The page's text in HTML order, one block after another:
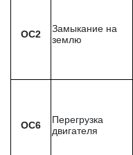
OC2
Замыкание на
землю
OC6
Перегрузка
двигателя